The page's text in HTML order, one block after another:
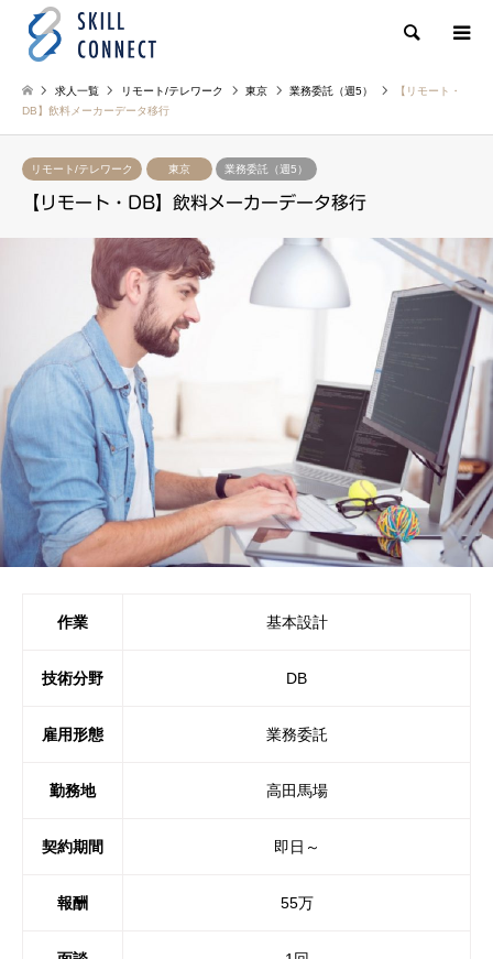
検索
求人一覧 リモート/テレワーク 東京 業務委託（週5）
【リモート・
DB】飲料メーカーデータ移行
リモート/テレワーク 東京 業務委託（週5）
【リモート・DB】飲料メーカーデータ移行
作業 基本設計
技術分野 DB
雇用形態 業務委託
勤務地 高田馬場
契約期間 即日～
報酬 55万